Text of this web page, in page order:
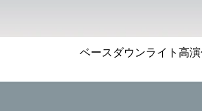
ベースダウンライト高